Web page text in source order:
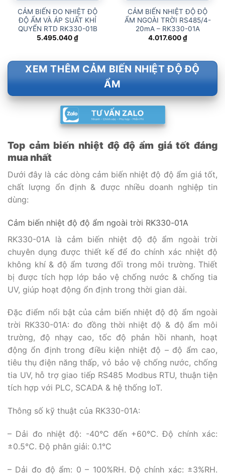
CẢM BIẾN ĐO NHIỆT ĐỘ
ĐỘ ẨM VÀ ÁP SUẤT KHÍ
QUYỂN RTD RK330-01B
5.495.040₫
CẢM BIẾN NHIỆT ĐỘ ĐỘ
ẨM NGOÀI TRỜI RS485/4-
20mA – RK330-01A
4.017.600₫
XEM THÊM CẢM BIẾN NHIỆT ĐỘ ĐỘ
ẨM
Top cảm biến nhiệt độ độ ẩm giá tốt đáng
mua nhất
Dưới đây là các dòng cảm biến nhiệt độ độ ẩm giá tốt,
chất lượng ổn định & được nhiều doanh nghiệp tin
dùng:
Cảm biến nhiệt độ độ ẩm ngoài trời RK330-01A
RK330-01A là cảm biến nhiệt độ độ ẩm ngoài trời
chuyên dụng được thiết kế để đo chính xác nhiệt độ
không khí & độ ẩm tương đối trong môi trường. Thiết
bị được tích hợp lớp bảo vệ chống nước & chống tia
UV, giúp hoạt động ổn định trong thời gian dài.
Đặc điểm nổi bật của cảm biến nhiệt độ độ ẩm ngoài
trời RK330-01A: đo đồng thời nhiệt độ & độ ẩm môi
trường, độ nhạy cao, tốc độ phản hồi nhanh, hoạt
động ổn định trong điều kiện nhiệt độ – độ ẩm cao,
tiêu thụ điện năng thấp, vỏ bảo vệ chống nước, chống
tia UV, hỗ trợ giao tiếp RS485 Modbus RTU, thuận tiện
tích hợp với PLC, SCADA & hệ thống IoT.
Thông số kỹ thuật của RK330-01A:
– Dải đo nhiệt độ: -40°C đến +60°C. Độ chính xác:
±0.5℃. Độ phân giải: 0.1°C
– Dải đo độ ẩm: 0 – 100%RH. Độ chính xác: ±3%RH.